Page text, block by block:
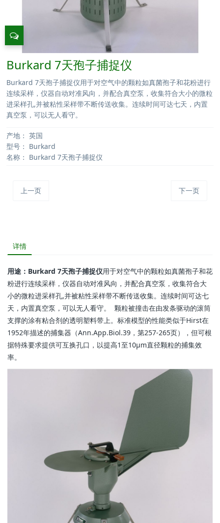
Burkard 7天孢子捕捉仪
Burkard 7天孢子捕捉仪用于对空气中的颗粒如真菌孢子和花粉进行
连续采样，仪器自动对准风向，并配合真空泵，收集符合大小的微粒
进采样孔,并被粘性采样带不断传送收集。连续时间可达七天，内置
真空泵，可以无人看守。
产地： 英国
型号： Burkard
名称： Burkard 7天孢子捕捉仪
上一页 下一页
详情
用途：Burkard 7天孢子捕捉仪用于对空气中的颗粒如真菌孢子和花
粉进行连续采样，仪器自动对准风向，并配合真空泵，收集符合大
小的微粒进采样孔,并被粘性采样带不断传送收集。连续时间可达七
天，内置真空泵，可以无人看守。 颗粒被撞击在由发条驱动的滚筒
支撑的涂有粘合剂的透明塑料带上。标准模型的性能类似于Hirst在
1952年描述的捕集器（Ann.App.Biol.39，第257-265页），但可根
据特殊要求提供可互换孔口，以提高1至10µm直径颗粒的捕集效
率。